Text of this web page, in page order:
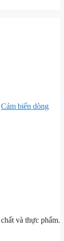
Cảm biến dòng
và thực phẩm.